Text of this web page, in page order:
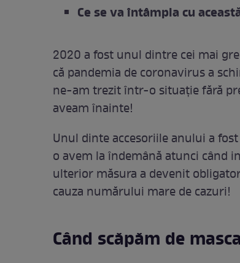
Ce se va întâmpla cu
2020 a fost unul dintre cei mai
că pandemia de coronavirus a
ne-am trezit într-o situație fără
aveam înainte!
Unul dinte accesoriile anului a fost
o avem la îndemână atunci când
ulterior măsura a devenit
cauza numărului mare de cazuri!
Când scăpăm de